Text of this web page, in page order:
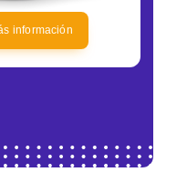
información